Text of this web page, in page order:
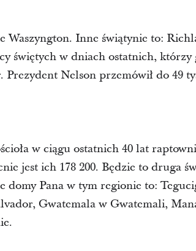
Waszyngton. Inne świątynie to:
świętych w dniach ostatnich, którzy
Prezydent Nelson przemówił do 49
w ciągu ostatnich 40 lat
jest ich 178 200. Będzie to druga
Pana w tym regionie to:
Gwatemala w Gwatemali,